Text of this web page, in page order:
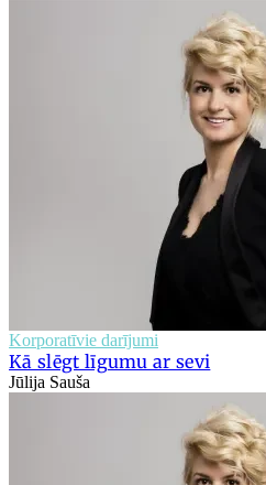
Korporatīvie darījumi
Kā slēgt līgumu ar sevi
Jūlija Sauša